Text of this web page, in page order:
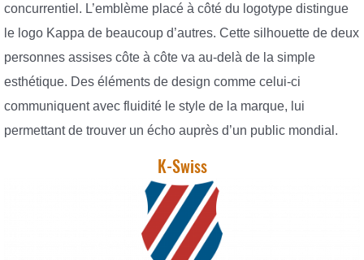
concurrentiel. L’emblème placé à côté du logotype distingue
le logo Kappa de beaucoup d’autres. Cette silhouette de deux
personnes assises côte à côte va au-delà de la simple
esthétique. Des éléments de design comme celui-ci
communiquent avec fluidité le style de la marque, lui
permettant de trouver un écho auprès d’un public mondial.
K-Swiss